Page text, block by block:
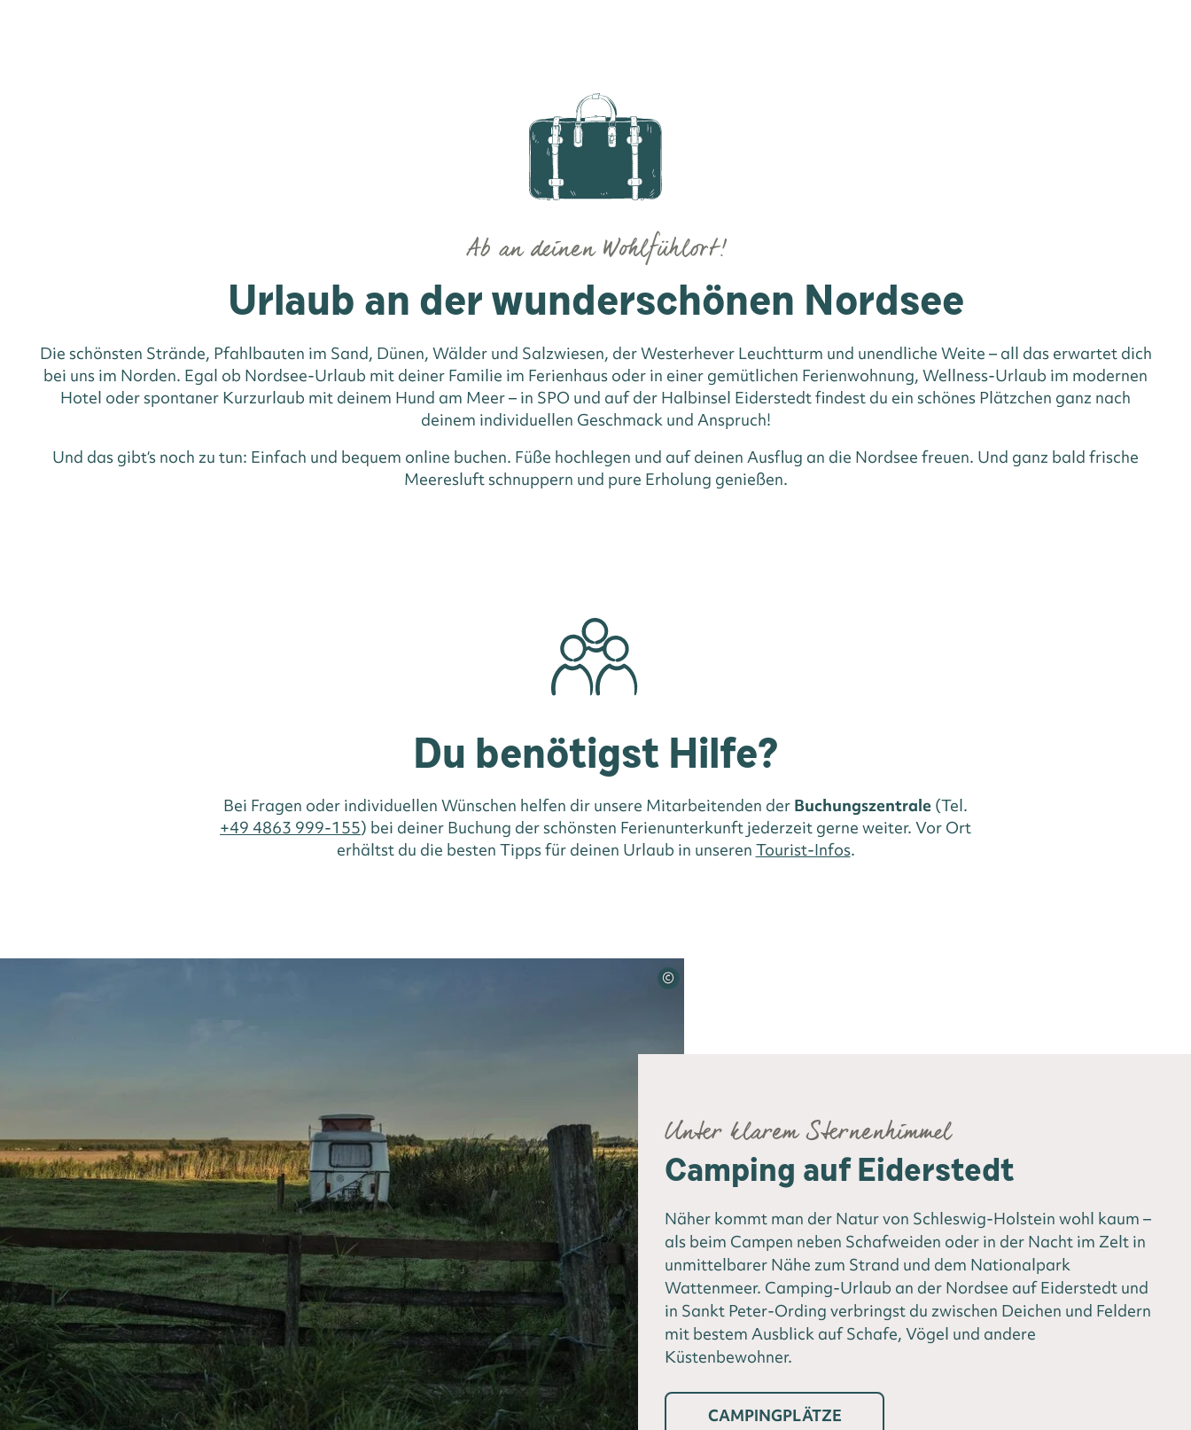
Urlaub an der wunderschönen Nordsee
Ab an deinen Wohlfühlort!
Die schönsten Strände, Pfahlbauten im Sand, Dünen, Wälder und Salzwiesen, der Westerhever Leuchtturm und unendliche Weite – all das erwartet dich
bei uns im Norden. Egal ob Nordsee-Urlaub mit deiner Familie im Ferienhaus oder in einer gemütlichen Ferienwohnung, Wellness-Urlaub im modernen
Hotel oder spontaner Kurzurlaub mit deinem Hund am Meer – in SPO und auf der Halbinsel Eiderstedt findest du ein schönes Plätzchen ganz nach
deinem individuellen Geschmack und Anspruch!
Und das gibt‘s noch zu tun: Einfach und bequem online buchen. Füße hochlegen und auf deinen Ausflug an die Nordsee freuen. Und ganz bald frische
Meeresluft schnuppern und pure Erholung genießen.
Du benötigst Hilfe?
Bei Fragen oder individuellen Wünschen helfen dir unsere Mitarbeitenden der Buchungszentrale (Tel.
+49 4863 999-155) bei deiner Buchung der schönsten Ferienunterkunft jederzeit gerne weiter. Vor Ort
erhältst du die besten Tipps für deinen Urlaub in unseren Tourist-Infos.
©
Unter klarem Sternenhimmel
Camping auf Eiderstedt
Näher kommt man der Natur von Schleswig-Holstein wohl kaum –
als beim Campen neben Schafweiden oder in der Nacht im Zelt in
unmittelbarer Nähe zum Strand und dem Nationalpark
Wattenmeer. Camping-Urlaub an der Nordsee auf Eiderstedt und
in Sankt Peter-Ording verbringst du zwischen Deichen und Feldern
mit bestem Ausblick auf Schafe, Vögel und andere
Küstenbewohner.
CAMPINGPLÄTZE